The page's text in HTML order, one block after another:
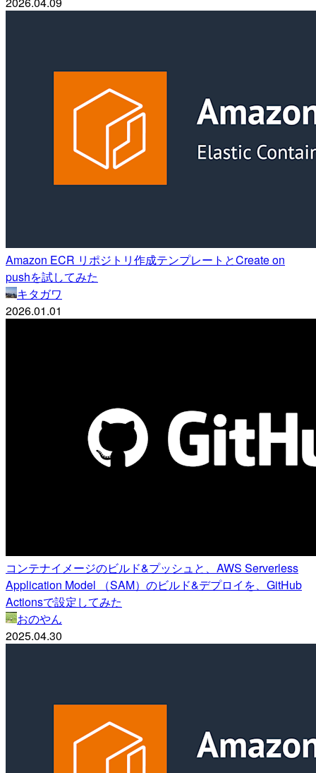
Amazon ECR リポジトリ作成テンプレートとCreate on
pushを試してみた
キタガワ
2026.01.01
コンテナイメージのビルド&プッシュと、AWS Serverless
Application Model （SAM）のビルド&デプロイを、GitHub
Actionsで設定してみた
おのやん
2025.04.30